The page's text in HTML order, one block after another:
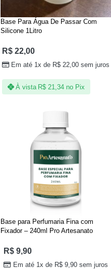
Base Para Água De Passar Com
Silicone 1Litro
R$22,00
Em até 1x de R$ 22,00 sem juros
À vista R$ 21,34 no Pix
Base para Perfumaria Fina com
Fixador – 240ml Pro Artesanato
R$ 9,90
Em até 1x de R$9,90sem juros